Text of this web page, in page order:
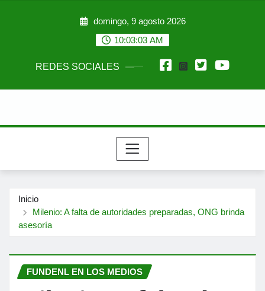
domingo, 9 agosto 2026
10:03:05 AM
REDES SOCIALES
Inicio
Milenio: A falta de autoridades preparadas, ONG brinda
asesoría
FUNDENL EN LOS MEDIOS